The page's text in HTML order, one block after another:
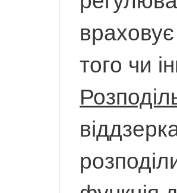
того чи